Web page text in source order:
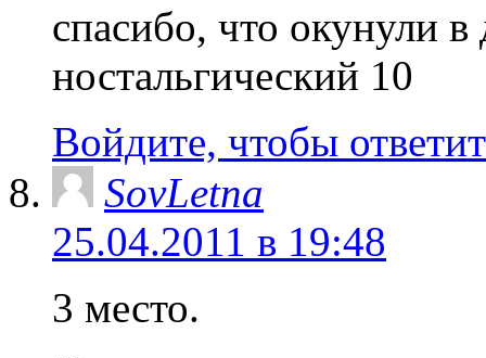
спасибо, что окунули
ностальгический 10
Войдите, чтобы
SovLetna
25.04.2011 в 19:48
3 место.